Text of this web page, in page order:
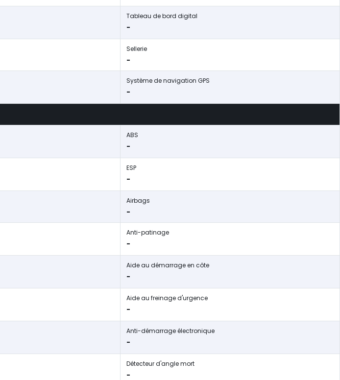
Tableau de bord digital
-
Sellerie
-
Système de navigation GPS
-
ABS
-
ESP
-
Airbags
-
Anti-patinage
-
Aide au démarrage en côte
-
Aide au freinage d'urgence
-
Anti-démarrage électronique
-
Détecteur d'angle mort
-